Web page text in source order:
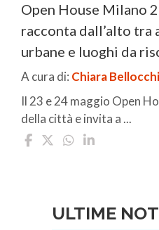
Open House Milano
racconta dall’alto
urbane e luoghi da
A cura di: Chiara
Il 23 e 24 maggio Open
della città e invita a ...
ULTIME